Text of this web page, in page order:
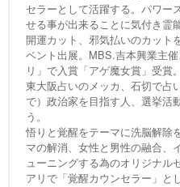
セラーとして活躍する。パワー
せる事が出来ることに気付き霊
開運カット、邪気払いのカット
ベント出展。MBS.吉本興業主
リ」で入賞「アゲ魔女賞」受賞。
東大阪占いのメッカ、石切で占
で）政治家を目指す人、選挙活
う。
悟りと覚醒をテーマに洗脳解除
マの解消、女性と男性の融合、
ューニングする為のオリジナル
アリで「覚醒カウンセラー」と